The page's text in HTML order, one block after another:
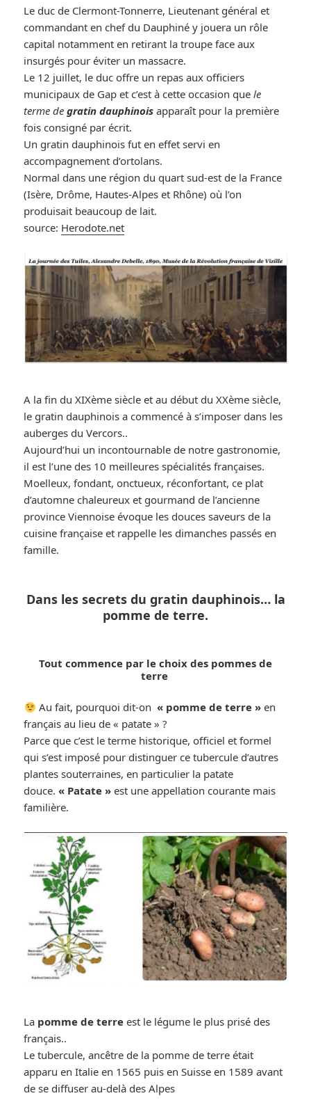
Le duc de Clermont-Tonnerre, Lieutenant général et
commandant en chef du Dauphiné y jouera un rôle
capital notamment en retirant la troupe face aux
insurgés pour éviter un massacre.
Le 12 juillet, le duc offre un repas aux officiers
municipaux de Gap et c’est à cette occasion quele
terme degratin dauphinois apparaît pour la première
fois consigné par écrit.
Un gratin dauphinois fut en effet servi en
accompagnement d’ortolans.
Normal dans une région du quart sud-est de la France
(Isère, Drôme, Hautes-Alpes et Rhône) où l’on
produisait beaucoup de lait.
source: Herodote.net
A la fin du XIXème siècle et au début du XXème siècle,
le gratin dauphinois a commencé à s’imposer dans les
auberges du Vercors..
Aujourd’hui un incontournable de notre gastronomie,
il est l’une des 10 meilleures spécialités françaises.
Moelleux, fondant, onctueux, réconfortant, ce plat
d’automne chaleureux et gourmand de l’ancienne
province Viennoise évoque les douces saveurs de la
cuisine française et rappelle les dimanches passés en
famille.
Dans les secrets du gratin dauphinois… la
pomme de terre.
Tout commence par le choix des pommes de
terre
Au fait, pourquoi dit-on « pomme de terre »en
français au lieu de « patate » ?
Parce que c’est le terme historique, officiel et formel
qui s’est imposé pour distinguer ce tubercule d’autres
plantes souterraines, en particulier la patate
douce.« Patate » est une appellation courante mais
familière.
La pomme de terre est le légume le plus prisé des
français..
Le tubercule, ancêtre de la pomme de terre était
apparu en Italie en 1565 puis en Suisse en 1589 avant
de se diffuser au-delà des Alpes